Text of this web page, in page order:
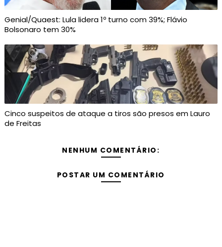
Genial/Quaest: Lula lidera 1º turno com 39%; Flávio
Bolsonaro tem 30%
Cinco suspeitos de ataque a tiros são presos em Lauro
de Freitas
NENHUM COMENTÁRIO:
POSTAR UM COMENTÁRIO